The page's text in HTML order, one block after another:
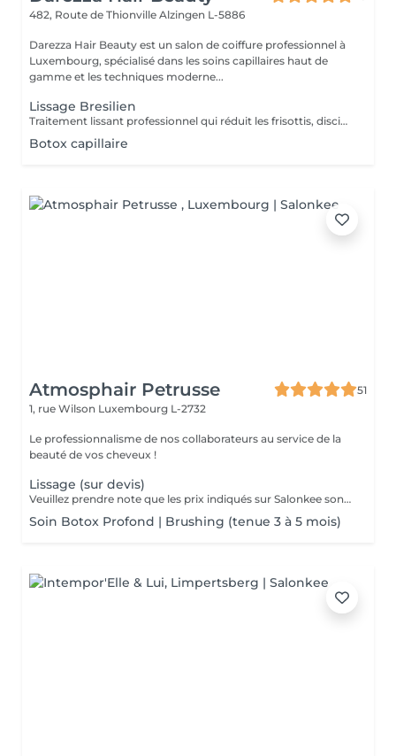
482, Route de Thionville Alzingen L-5886
Darezza Hair Beauty est un salon de coiffure professionnel à
Luxembourg, spécialisé dans les soins capillaires haut de
gamme et les techniques moderne...
Lissage Bresilien
Traitement lissant professionnel qui réduit les frisottis, discipline les cheveux et apporte une brillance intense. Les cheveux deviennent plus souples, faciles à coiffer et visiblement plus lisses.
Botox capillaire
Atmosphair Petrusse
51
1, rue Wilson Luxembourg L-2732
Le professionnalisme de nos collaborateurs au service de la
beauté de vos cheveux !
Lissage (sur devis)
Veuillez prendre note que les prix indiqués sur Salonkee sont communiqués à titre informatif et s'entendent de base. Ces derniers sont susceptibles de varier selon le diagnostic réalisé à votre arrivée au salon et l'expertise du professionnel à qui vous confiez votre beauté. Dans tous les cas, un devis précis vous sera proposé et toutes réalisations de prestations seront effectuées avec votre accord. Un grand merci d'avance pour votre compréhension. Au plaisir de vous recevoir très vite.
Soin Botox Profond | Brushing (tenue 3 à 5 mois)